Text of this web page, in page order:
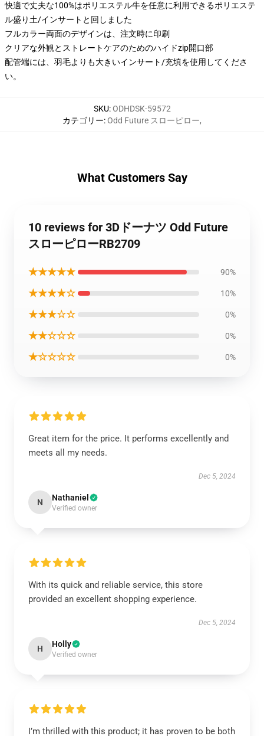
快適で丈夫な100%はポリエステル牛を任意に利用できるポリエステ
ル盛り土/インサートと回しました
フルカラー両面のデザインは、注文時に印刷
クリアな外観とストレートケアのためのハイドzip開口部
配管端には、羽毛よりも大きいインサート/充填を使用してくださ
い。
SKU:ODHDSK-59572
カテゴリー:Odd Future スローピロー,
What Customers Say
10 reviews for 3Dドーナツ Odd Future
スローピローRB2709
★★★★★ 90%
★★★★☆ 10%
★★★☆☆ 0%
★★☆☆☆ 0%
★☆☆☆☆ 0%
Great item for the price. It performs excellently and
meets all my needs.
Dec 5, 2024
N Nathaniel
Verified owner
With its quick and reliable service, this store
provided an excellent shopping experience.
Dec 5, 2024
H Holly
Verified owner
I’m thrilled with this product; it has proven to be both